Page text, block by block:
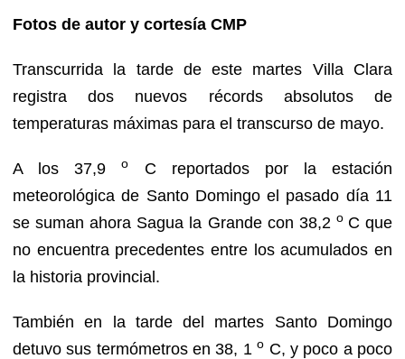
Fotos de autor y cortesía CMP
Transcurrida la tarde de este martes Villa Clara
registra dos nuevos récords absolutos de
temperaturas máximas para el transcurso de mayo.
A los 37,9o
C reportados por la estación
meteorológica de Santo Domingo el pasado día 11
se suman ahora Sagua la Grande con 38,2 o C que
no encuentra precedentes entre los acumulados en
la historia provincial.
También en la tarde del martes Santo Domingo
detuvo sus termómetros en 38, 1o C, y poco a poco